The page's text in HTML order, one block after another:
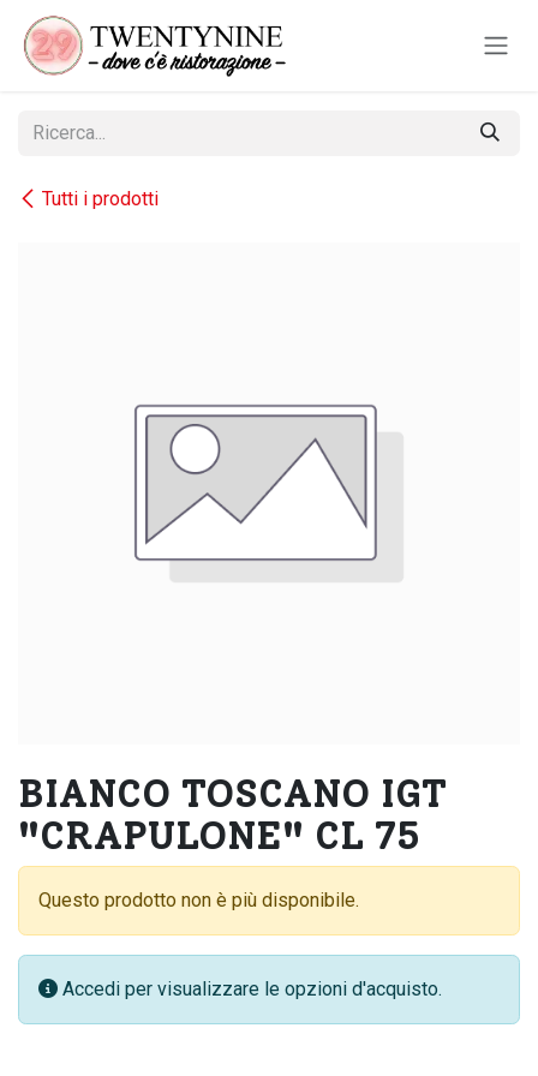
Passa al contenuto
Tutti i prodotti
BIANCO TOSCANO IGT
"CRAPULONE" CL 75
Questo prodotto non è più disponibile.
Accedi per visualizzare le opzioni d'acquisto.